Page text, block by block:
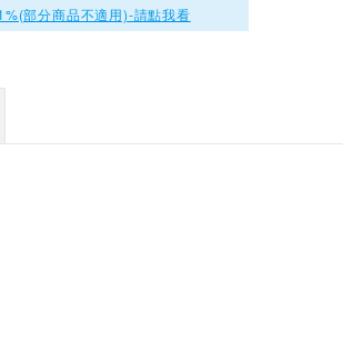
部分商品不適用)-請點我看